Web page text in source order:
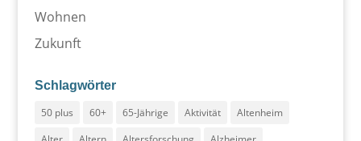
Wohnen
Zukunft
Schlagwörter
50 plus
60+ 65-Jährige Aktivität
Altenheim